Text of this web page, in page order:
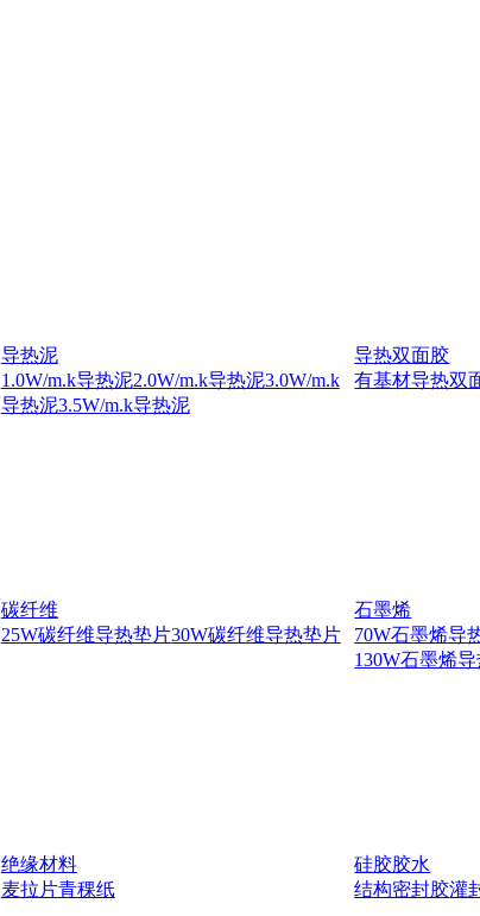
导热泥
1.0W/m.k导热泥2.0W/m.k导热泥3.0W/m.k
导热泥3.5W/m.k导热泥
导热双面胶
有基材导热双
碳纤维
25W碳纤维导热垫片30W碳纤维导热垫片
石墨烯
70W石墨烯导
130W石墨烯
绝缘材料
麦拉片青稞纸
硅胶胶水
结构密封胶灌